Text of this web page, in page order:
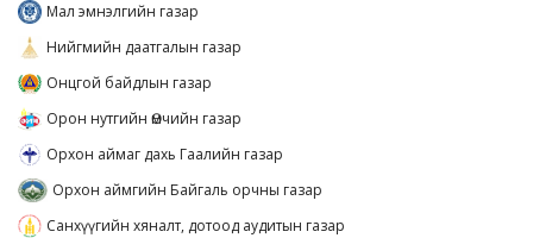
Мал эмнэлгийн газар
Нийгмийн даатгалын газар
Онцгой байдлын газар
Орон нутгийн Өмчийн газар
Орхон аймаг дахь Гаалийн газар
Орхон аймгийн Байгаль орчны газар
Санхүүгийн хяналт, дотоод аудитын газар